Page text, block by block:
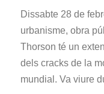
Dissabte 28 de
urbanisme, obra
Thorson té un
dels cracks de la
mundial. Va viure